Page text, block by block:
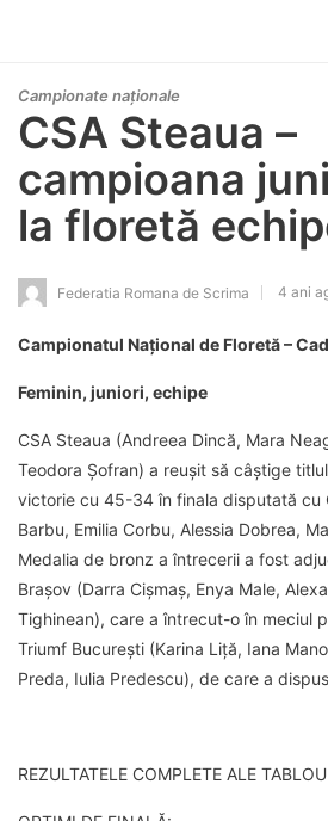
Campionate naționale
CSA Steaua –
campioana
la floretă
Federatia Romana de Scrima 4 ani
Campionatul Național de Floretă –
Feminin, juniori, echipe
CSA Steaua (Andreea Dincă, Mara
Teodora Șofran) a reușit să câștige
victorie cu 45-34 în finala disputată cu
Barbu, Emilia Corbu, Alessia Dobrea,
Medalia de bronz a întrecerii a fost
Brașov (Darra Cișmaș, Enya Male,
Tighinean), care a întrecut-o în meciul
Triumf București (Karina Liță, Iana
Preda, Iulia Predescu), de care a
REZULTATELE COMPLETE ALE